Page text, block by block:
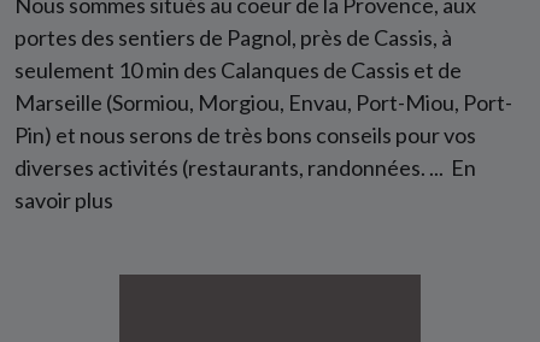
portes des sentiers de Pagnol, près de Cassis, à
seulement 10 min des Calanques de Cassis et de
Marseille (Sormiou, Morgiou, Envau, Port-Miou, Port-
Pin) et nous serons de très bons conseils pour vos
diverses activités (restaurants, randonnées. ... En
savoir plus